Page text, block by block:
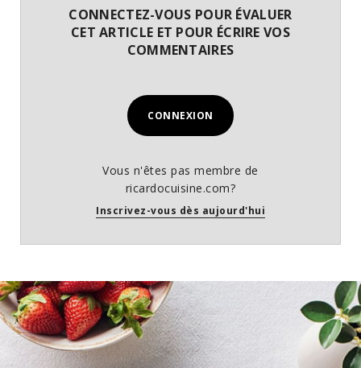
CONNECTEZ-VOUS POUR ÉVALUER
CET ARTICLE ET POUR ÉCRIRE VOS
COMMENTAIRES
CONNEXION
Vous n'êtes pas membre de
ricardocuisine.com?
Inscrivez-vous dès aujourd'hui